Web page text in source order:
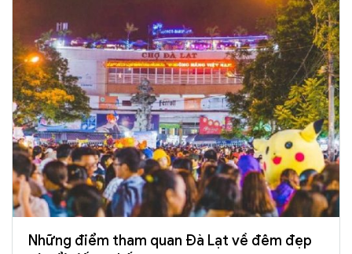
Những điểm tham quan Đà Lạt về đêm đẹp